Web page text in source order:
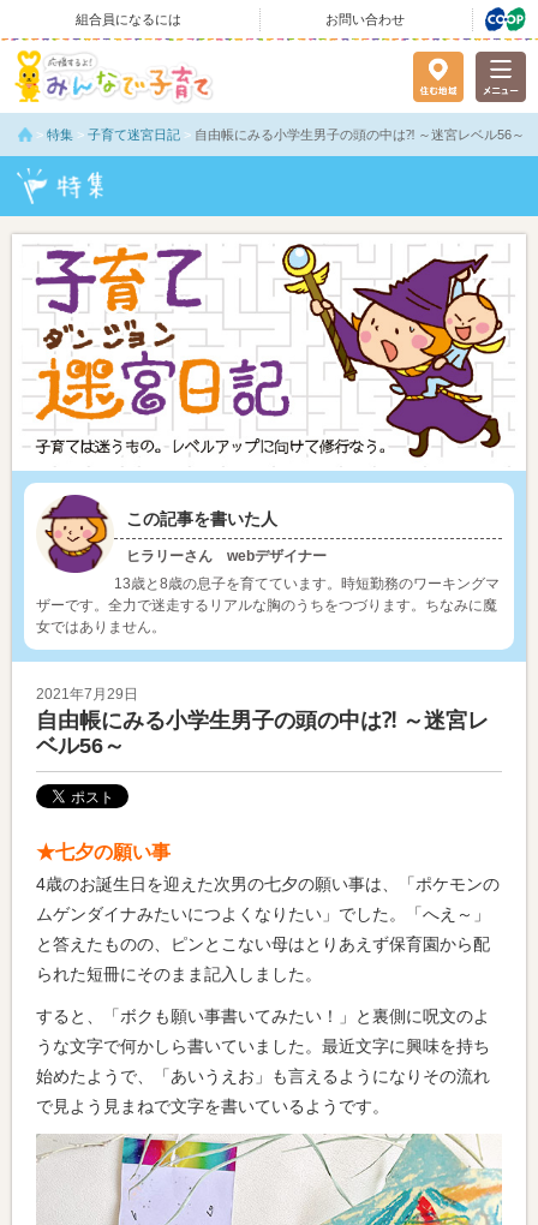
組合員になるには お問い合わせ
> 特集 > 子育て迷宮日記 > 自由帳にみる小学生男子の頭の中は⁈ ～迷宮レベル56～
この記事を書いた人
ヒラリーさん webデザイナー
13歳と8歳の息子を育てています。時短勤務のワーキングマ
ザーです。全力で迷走するリアルな胸のうちをつづります。ちなみに魔
女ではありません。
2021年7月29日
自由帳にみる小学生男子の頭の中は⁈ ～迷宮レ
ベル56～
★七夕の願い事
4歳のお誕生日を迎えた次男の七夕の願い事は、「ポケモンの
ムゲンダイナみたいにつよくなりたい」でした。「へえ～」
と答えたものの、ピンとこない母はとりあえず保育園から配
られた短冊にそのまま記入しました。
すると、「ボクも願い事書いてみたい！」と裏側に呪文のよ
うな文字で何かしら書いていました。最近文字に興味を持ち
始めたようで、「あいうえお」も言えるようになりその流れ
で見よう見まねで文字を書いているようです。